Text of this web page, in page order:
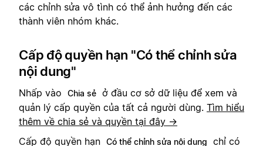
các chỉnh sửa vô tình có thể ảnh hưởng đến các
thành viên nhóm khác.
Cấp độ quyền hạn "Có thể chỉnh sửa
nội dung"
Nhấp vào Chia sẻ ở đầu cơ sở dữ liệu để xem và
quản lý cấp quyền của tất cả người dùng. Tìm hiểu
thêm về chia sẻ và quyền tại đây →
Cấp độ quyền hạn Có thể chỉnh sửa nội dung chỉ có